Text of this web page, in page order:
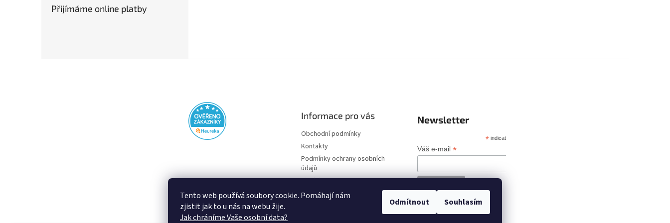
Tento web používá soubory cookie. Pomáhají nám
zjistit jak to u nás na webu žije.
Jak chráníme Vaše osobní data?
Odmítnout Souhlasím
Přijímáme online platby
Informace pro vás
Obchodní podmínky
Kontakty
Podmínky ochrany osobních
údajů
Disclaimer
Newsletter
*indicates required
Váš e-mail *